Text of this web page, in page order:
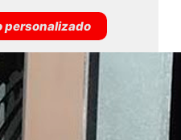
personalizado